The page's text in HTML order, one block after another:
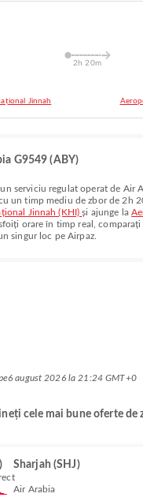
Jinnah
2h 20m
G9549 (ABY)
un serviciu regulat operat de Air
un timp mediu de zbor de 2h
Jinnah (KHI)și ajunge la
orare în timp real,
singur loc pe Airpaz.
6 august 2026 la 21:24 GMT+0
cele mai bune oferte
Sharjah (SHJ)
Air Arabia